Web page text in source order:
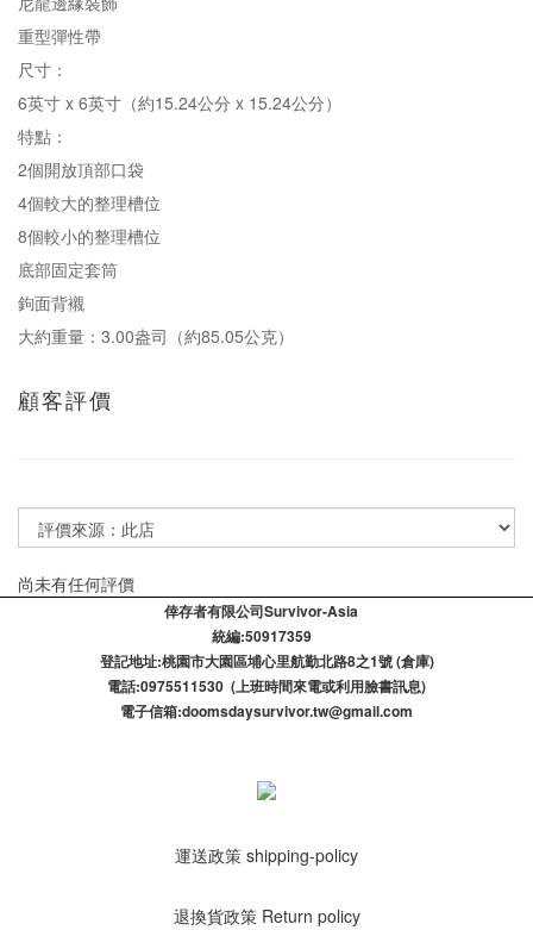
重型彈性帶
尺寸：
6英寸 x 6英寸（約15.24公分 x 15.24公分）
特點：
2個開放頂部口袋
4個較大的整理槽位
8個較小的整理槽位
底部固定套筒
鉤面背襯
大約重量：3.00盎司（約85.05公克）
顧客評價
尚未有任何評價
倖存者有限公司Survivor-Asia
統編:50917359
登記​地址:桃園市大園區埔心里航勤北路8之1號 (倉庫)
電話:0975511530 (上班時間來電或利用臉書訊息)
電子信箱:doomsdaysurvivor.tw@gmail.com
運送政策 shipping-policy
退換貨政策 Return policy